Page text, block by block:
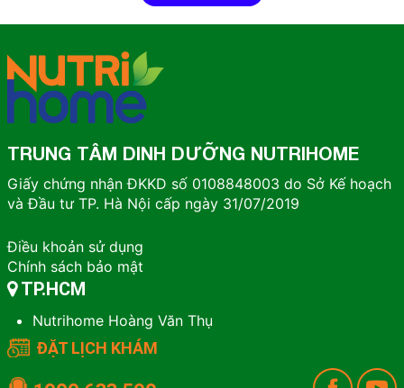
TRUNG TÂM DINH DƯỠNG NUTRIHOME
Giấy chứng nhận ĐKKD số 0108848003 do Sở Kế hoạch
và Đầu tư TP. Hà Nội cấp ngày 31/07/2019
Điều khoản sử dụng
Chính sách bảo mật
TP.HCM
Nutrihome Hoàng Văn Thụ
ĐẶT LỊCH KHÁM